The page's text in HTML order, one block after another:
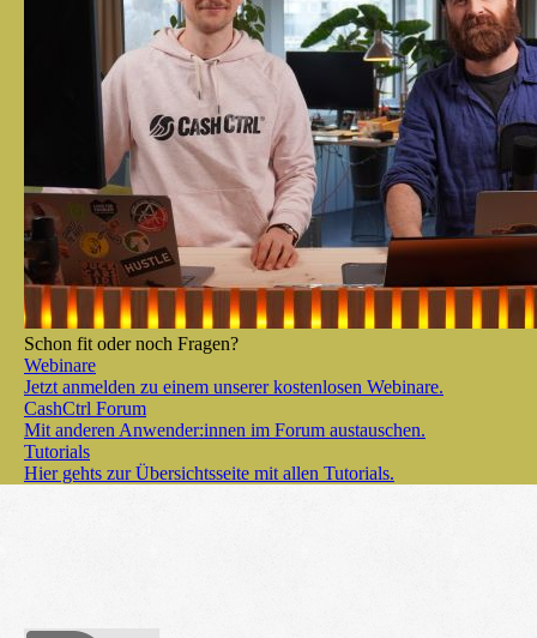
Schon fit oder noch Fragen?
Webinare
Jetzt anmelden zu einem unserer kostenlosen Webinare.
CashCtrl Forum
Mit anderen Anwender:innen im Forum austauschen.
Tutorials
Hier gehts zur Übersichtsseite mit allen Tutorials.